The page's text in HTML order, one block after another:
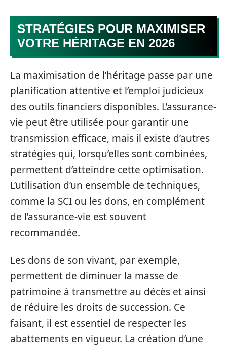
STRATÉGIES POUR MAXIMISER
VOTRE HÉRITAGE EN 2026
La maximisation de l’héritage passe par une
planification attentive et l’emploi judicieux
des outils financiers disponibles. L’assurance-
vie peut être utilisée pour garantir une
transmission efficace, mais il existe d’autres
stratégies qui, lorsqu’elles sont combinées,
permettent d’atteindre cette optimisation.
L’utilisation d’un ensemble de techniques,
comme la SCI ou les dons, en complément
de l’assurance-vie est souvent
recommandée.
Les dons de son vivant, par exemple,
permettent de diminuer la masse de
patrimoine à transmettre au décès et ainsi
de réduire les droits de succession. Ce
faisant, il est essentiel de respecter les
abattements en vigueur. La création d’une